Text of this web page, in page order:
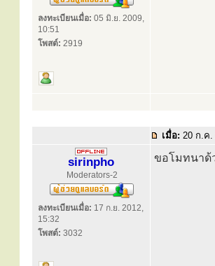
ลงทะเบียนเมื่อ: 05 มิ.ย. 2009,
10:51
โพสต์: 2919
เมื่อ: 20 ก.ค.
sirinpho
Moderators-2
ลงทะเบียนเมื่อ: 17 ก.ย. 2012,
15:32
โพสต์: 3032
ขอโมทนาด้